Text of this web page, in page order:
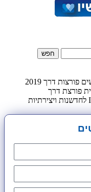
זוכת הפרס העולמי INNOVACTION לחדשנות ויצירתיות